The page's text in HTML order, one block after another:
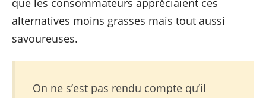
que les consommateurs appréciaient ces
alternatives moins grasses mais tout aussi
savoureuses.
On ne s’est pas rendu compte qu’il